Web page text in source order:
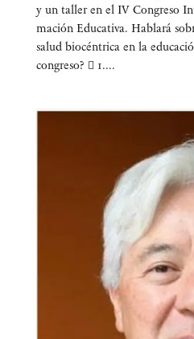
y un taller en el IV Con­gre­so
ma­ción Edu­ca­ti­va. Habla­rá
salud bio­cén­tri­ca en la
congreso?  1....